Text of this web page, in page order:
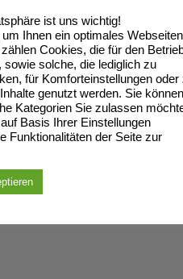
ist uns wichtig!
Ihnen ein optimales
Cookies, die für den
sowie solche, die lediglich zu
für Komforteinstellungen oder
genutzt werden. Sie können
Kategorien Sie zulassen
Basis Ihrer Einstellungen
Funktionalitäten der Seite zur